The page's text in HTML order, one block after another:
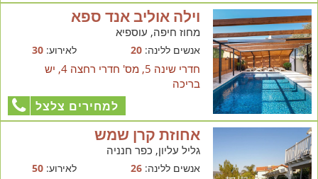
וילה אוליב אנד ספא
מחוז חיפה, עוספיא
אנשים ללינה:20 לאירוע:30
חדרי שינה 5, מס' חדרי רחצה 4, יש
בריכה
למחירים צלצל
אחוזת קרן שמש
גליל עליון, כפר חנניה
אנשים ללינה:26 לאירוע:50